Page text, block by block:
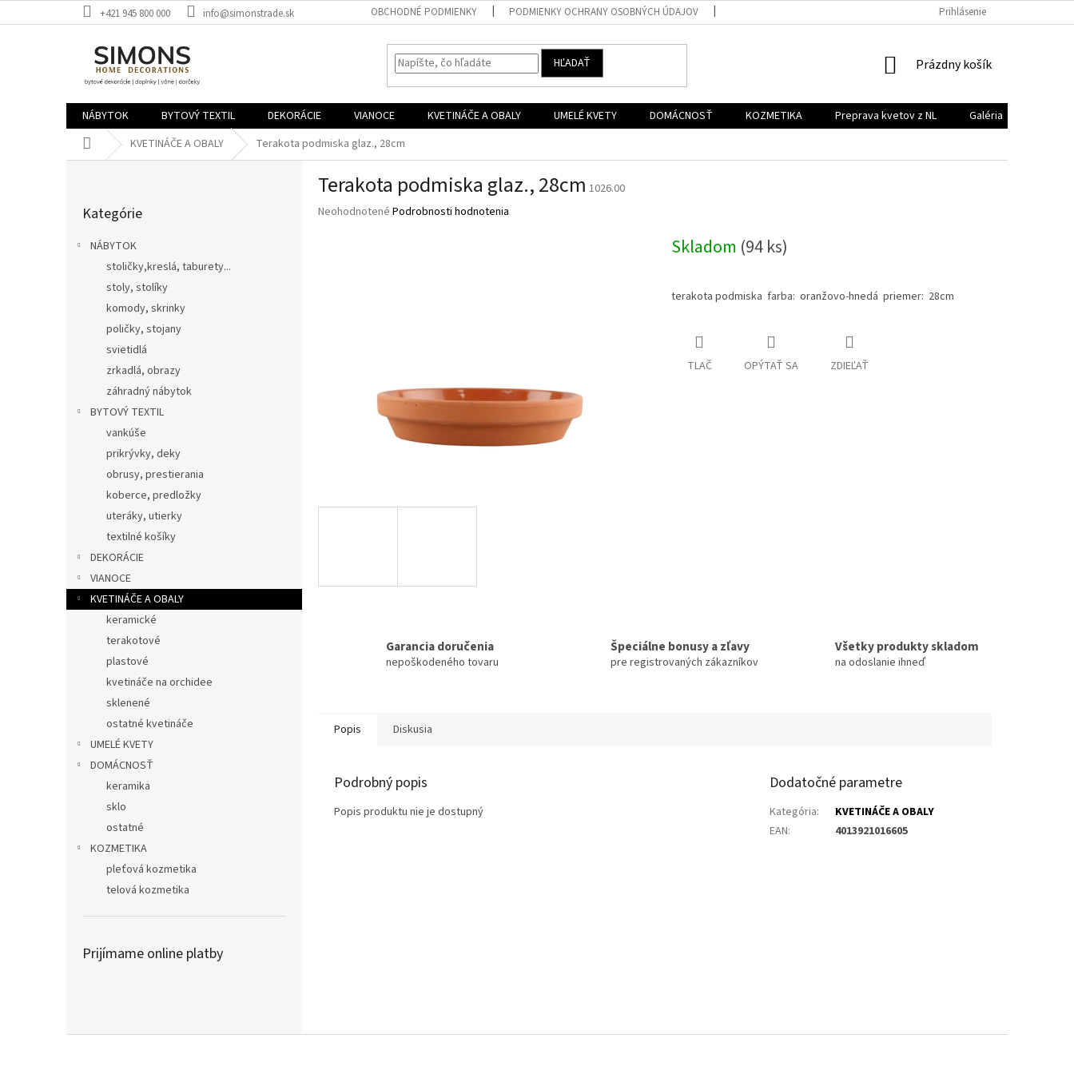
na
+421 945 800 000 info@simonstrade.sk OBCHODNÉ PODMIENKY PODMIENKY OCHRANY OSOBNÝCH ÚDAJOV KONTAKT
Prihlásenie
HĽADAŤ
NÁKUPNÝ
Prázdny košík
NÁBYTOK BYTOVÝ TEXTIL DEKORÁCIE VIANOCE KVETINÁČE A OBALY UMELÉ KVETY DOMÁCNOSŤ KOZMETIKA Preprava kvetov z NL Galéria
DomovKVETINÁČE A OBALY Terakota podmiska glaz., 28cm
kategórie
Kategórie
NÁBYTOK
stoličky,kreslá, taburety...
stoly, stolíky
komody, skrinky
poličky, stojany
svietidlá
zrkadlá, obrazy
záhradný nábytok
BYTOVÝ TEXTIL
vankúše
prikrývky, deky
obrusy, prestierania
koberce, predložky
uteráky, utierky
textilné košíky
DEKORÁCIE
VIANOCE
KVETINÁČE A OBALY
keramické
terakotové
plastové
kvetináče na orchidee
sklenené
ostatné kvetináče
UMELÉ KVETY
DOMÁCNOSŤ
keramika
sklo
ostatné
KOZMETIKA
pleťová kozmetika
telová kozmetika
Prijímame online platby
Terakota podmiska glaz., 28cm 1026.00
Priemerné
Neohodnotené Podrobnosti hodnotenia
Skladom (94 ks)
terakota podmiska farba: oranžovo-hnedá priemer: 28cm
TLAČ OPÝTAŤ SA ZDIEĽAŤ
Garancia doručenia
nepoškodeného tovaru
Špeciálne bonusy a zľavy
pre registrovaných zákazníkov
Všetky produkty skladom
na odoslanie ihneď
Popis Diskusia
Podrobný popis
Popis produktu nie je dostupný
Dodatočné parametre
Kategória:
KVETINÁČE A OBALY
EAN: 4013921016605